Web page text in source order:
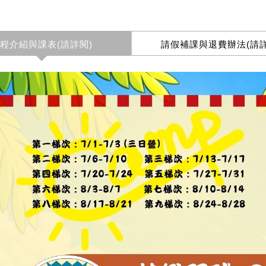
介紹與課表(請詳閱) 請假補課與退費辦法(請